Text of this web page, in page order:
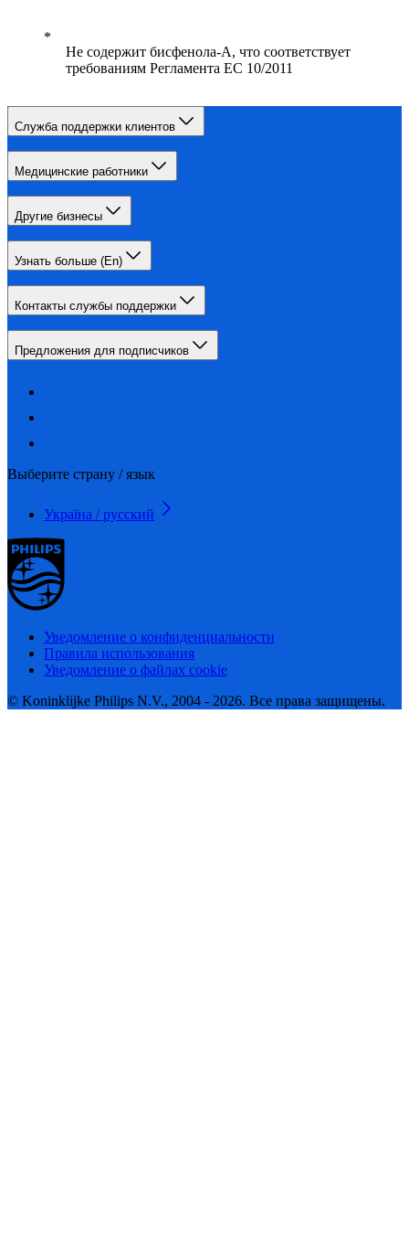
Не содержит бисфенола-А, что соответствует
требованиям Регламента ЕС 10/2011
Служба поддержки клиентов
Медицинские работники
Другие бизнесы
Узнать больше (En)
Контакты службы поддержки
Предложения для подписчиков
Выберите страну / язык
Україна / русский
Уведомление о конфиденциальности
Правила использования
Уведомление о файлах cookie
© Koninklijke Philips N.V., 2004 - 2026. Все права защищены.